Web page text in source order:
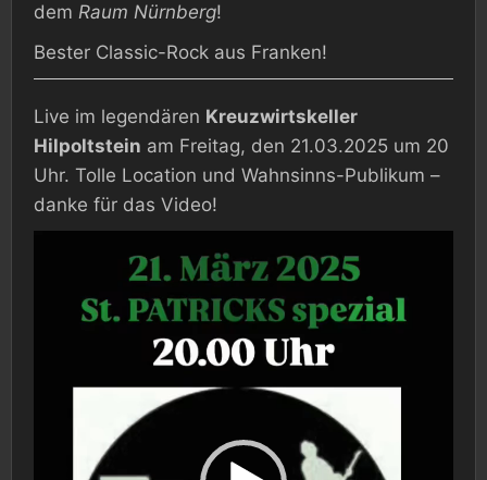
dem Raum Nürnberg!
Bester Classic-Rock aus Franken!
Live im legendären Kreuzwirtskeller
Hilpoltstein am Freitag, den 21.03.2025 um 20
Uhr. Tolle Location und Wahnsinns-Publikum –
danke für das Video!